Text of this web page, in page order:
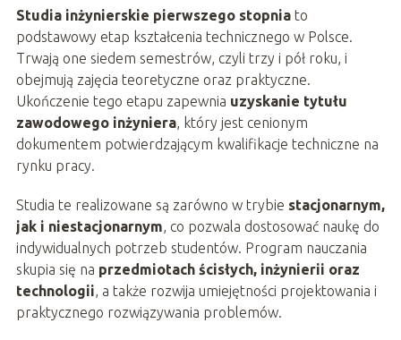
Studia inżynierskie pierwszego stopniato
podstawowy etap kształcenia technicznego w Polsce.
Trwają one siedem semestrów, czyli trzy i pół roku, i
obejmują zajęcia teoretyczne oraz praktyczne.
Ukończenie tego etapu zapewnia uzyskanie tytułu
zawodowego inżyniera, który jest cenionym
dokumentem potwierdzającym kwalifikacje techniczne na
rynku pracy.
Studia te realizowane są zarówno w trybie stacjonarnym,
jak i niestacjonarnym, co pozwala dostosować naukę do
indywidualnych potrzeb studentów. Program nauczania
skupia się na przedmiotach ścisłych, inżynierii oraz
technologii, a także rozwija umiejętności projektowania i
praktycznego rozwiązywania problemów.